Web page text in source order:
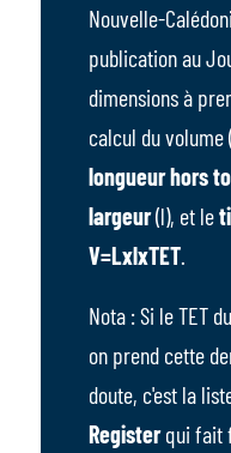
Nouvelle-
publication au
dimensions à
calcul du volume
longueur hors
largeur(l), et le
V=LxlxTET.
Nota : Si le TET
on prend cette
doute, c'est la
Registerqui fait